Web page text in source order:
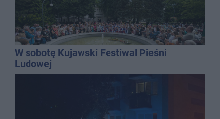
W sobotę Kujawski Festiwal Pieśni
Ludowej